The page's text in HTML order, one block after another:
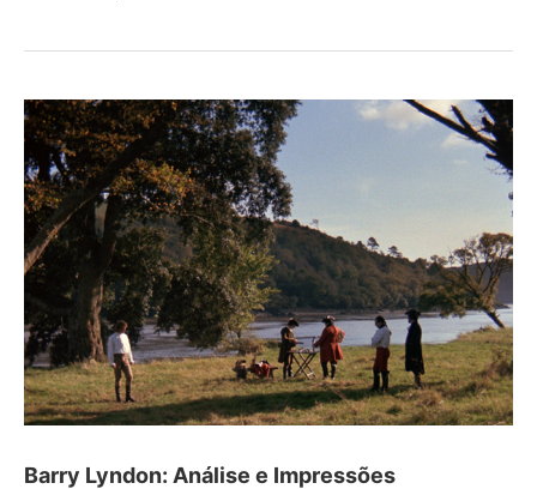
Barry Lyndon: Análise e Impressões